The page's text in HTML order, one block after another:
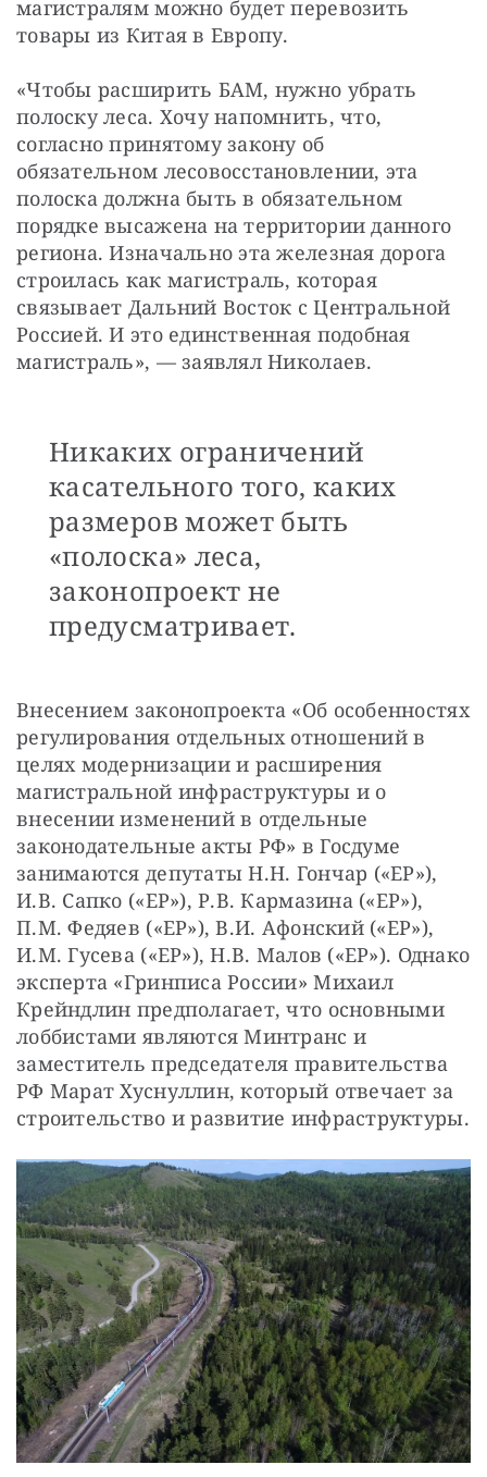
магистралям можно будет перевозить
товары из Китая в Европу.
«Чтобы расширить БАМ, нужно убрать
полоску леса. Хочу напомнить, что,
согласно принятому закону об
обязательном лесовосстановлении, эта
полоска должна быть в обязательном
порядке высажена на территории данного
региона. Изначально эта железная дорога
строилась как магистраль, которая
связывает Дальний Восток с Центральной
Россией. И это единственная подобная
магистраль», — заявлял Николаев.
Никаких ограничений
касательного того, каких
размеров может быть
«полоска» леса,
законопроект не
предусматривает.
Внесением законопроекта «Об особенностях
регулирования отдельных отношений в
целях модернизации и расширения
магистральной инфраструктуры и о
внесении изменений в отдельные
законодательные акты РФ» в Госдуме
занимаются депутаты Н.Н. Гончар («ЕР»),
И.В. Сапко («ЕР»), Р.В. Кармазина («ЕР»),
П.М. Федяев («ЕР»), В.И. Афонский («ЕР»),
И.М. Гусева («ЕР»), Н.В. Малов («ЕР»). Однако
эксперта «Гринписа России» Михаил
Крейндлин предполагает, что основными
лоббистами являются Минтранс и
заместитель председателя правительства
РФ Марат Хуснуллин, который отвечает за
строительство и развитие инфраструктуры.